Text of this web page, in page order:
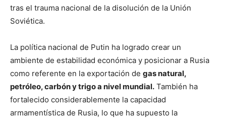
tras el trauma nacional de la disolución de la Unión
Soviética.
La política nacional de Putin ha logrado crear un
ambiente de estabilidad económica y posicionar a Rusia
como referente en la exportación de gas natural,
petróleo, carbón y trigo a nivel mundial. También ha
fortalecido considerablemente la capacidad
armamentística de Rusia, lo que ha supuesto la